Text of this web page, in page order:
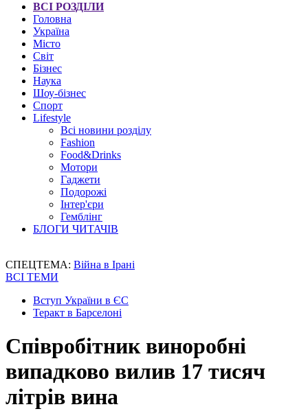
ВСІ РОЗДІЛИ
Головна
Україна
Місто
Світ
Бізнес
Наука
Шоу-бізнес
Спорт
Lifestyle
Всі новини розділу
Fashion
Food&Drinks
Мотори
Гаджети
Подорожі
Інтер'єри
Гемблінг
БЛОГИ ЧИТАЧІВ
СПЕЦТЕМА: Війна в Ірані
ВСІ ТЕМИ
Вступ України в ЄС
Теракт в Барселоні
Співробітник виноробні
випадково вилив 17 тисяч
літрів вина